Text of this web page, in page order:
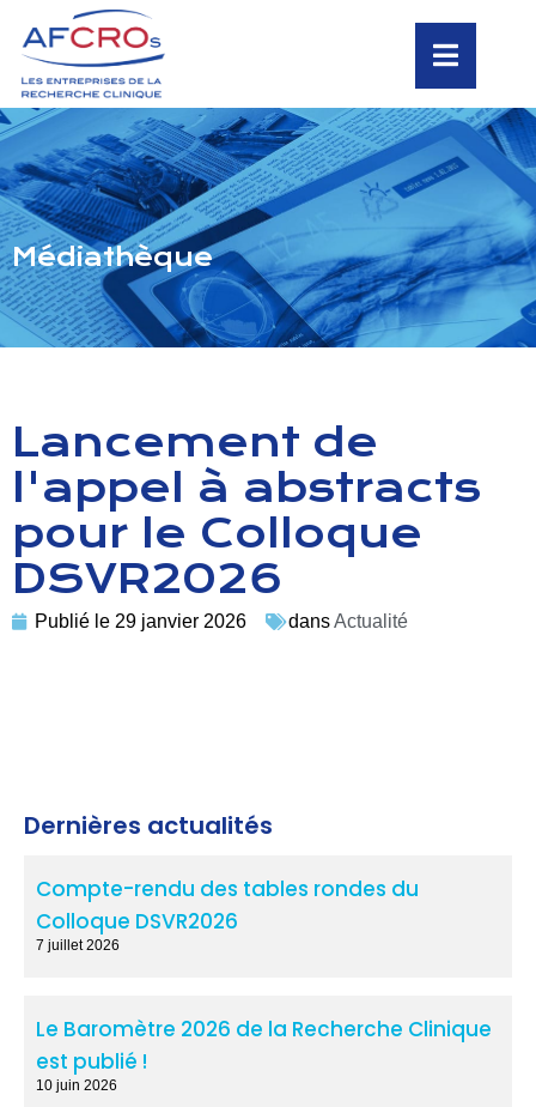
Médiathèque
Lancement de
l'appel à abstracts
pour le Colloque
DSVR2026
Publié le 29 janvier 2026 dansActualité
Dernières actualités
Compte-rendu des tables rondes du
Colloque DSVR2026
7 juillet 2026
Le Baromètre 2026 de la Recherche Clinique
est publié !
10 juin 2026